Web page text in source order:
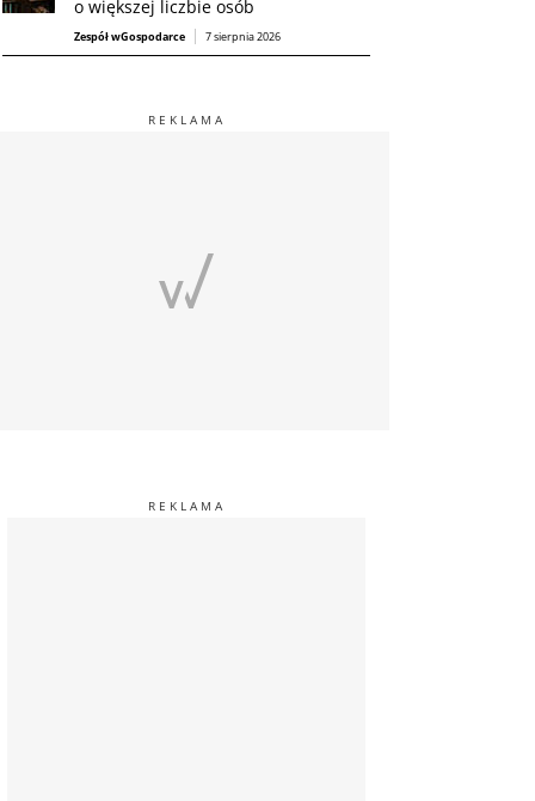
o większej liczbie osób
Zespół wGospodarce 7 sierpnia 2026